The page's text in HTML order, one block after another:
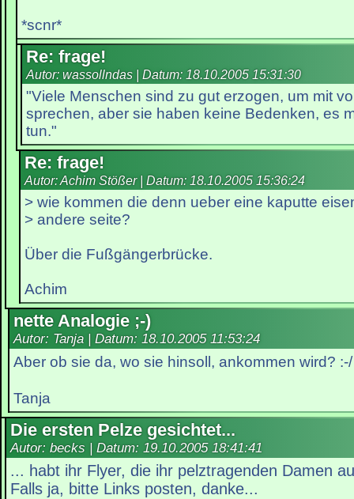
*scnr*
Re: frage!
Autor: wassollndas | Datum: 18.10.2005 15:31:30
"Viele Menschen sind zu gut erzogen, um mit
sprechen, aber sie haben keine Bedenken, es
tun."
Re: frage!
Autor: Achim Stößer | Datum: 18.10.2005 15:36:24
> wie kommen die denn ueber eine kaputte
> andere seite?
Über die Fußgängerbrücke.
Achim
nette Analogie ;-)
Autor: Tanja | Datum: 18.10.2005 11:53:24
Aber ob sie da, wo sie hinsoll, ankommen wird? :-/
Tanja
Die ersten Pelze gesichtet...
Autor: becks | Datum: 19.10.2005 18:41:41
... habt ihr Flyer, die ihr pelztragenden Damen
Falls ja, bitte Links posten, danke...